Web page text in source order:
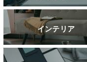
インテリア